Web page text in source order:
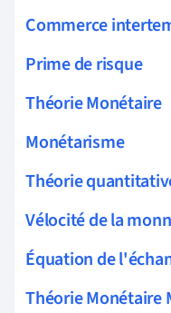
Commerce
Prime de risque
Théorie Monétaire
Monétarisme
Théorie
Vélocité de la
Équation de
Théorie Monétaire